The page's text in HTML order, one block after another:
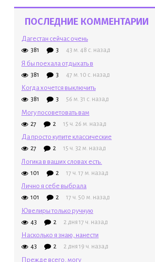
ПОСЛЕДНИЕ КОММЕНТАРИИ
Дагестан сейчас очень
381 3 43 м. 48 с. назад
Я бы поехала отдыхать в
381 3 47 м. 10 с. назад
Когда хочется выключить
381 3 56 м. 31 с. назад
Могу посоветовать вам
27 2 15 ч. 26 м. назад
Да просто купите классические
27 2 15 ч. 32 м. назад
Логика в ваших словах есть.
101 2 17 ч. 17 м. назад
Лично я себе выбрала
101 2 17 ч. 50 м. назад
Ювелиры только ручную
43 2 2 дня 17 ч. назад
Насколько я знаю, нанести
43 2 2 дня 19 ч. назад
Прежде всего, могу